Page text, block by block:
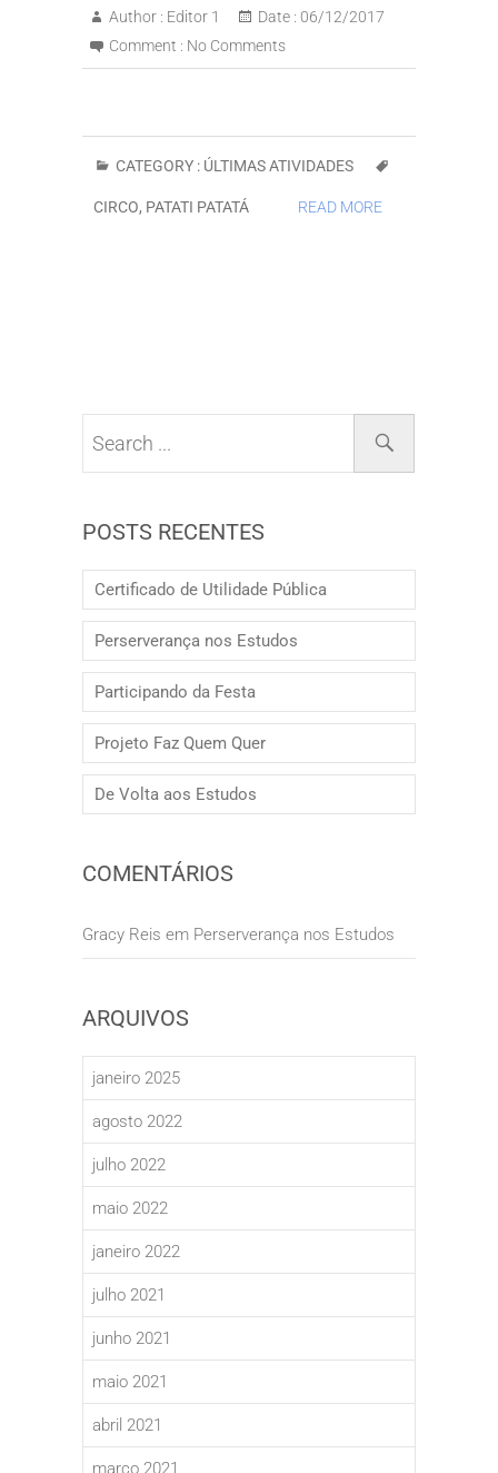
Author : Editor 1 Date : 06/12/2017
Comment : No Comments
CATEGORY : ÚLTIMAS ATIVIDADES
CIRCO, PATATI PATATÁ READ MORE
POSTS RECENTES
Certificado de Utilidade Pública
Perserverança nos Estudos
Participando da Festa
Projeto Faz Quem Quer
De Volta aos Estudos
COMENTÁRIOS
Gracy Reis em Perserverança nos Estudos
ARQUIVOS
janeiro 2025
agosto 2022
julho 2022
maio 2022
janeiro 2022
julho 2021
junho 2021
maio 2021
abril 2021
março 2021